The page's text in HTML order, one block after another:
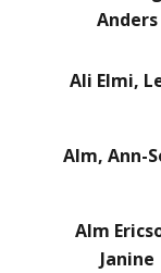
Anders
Ali Elmi,
Alm, Ann-
Alm
Janine